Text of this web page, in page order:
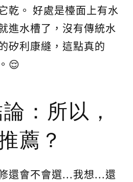
乾。 好處是檯面上有水
進水槽了，沒有傳統水
矽利康縫，這點真的
😌
：所以，
薦？
還會不會選...我想...還